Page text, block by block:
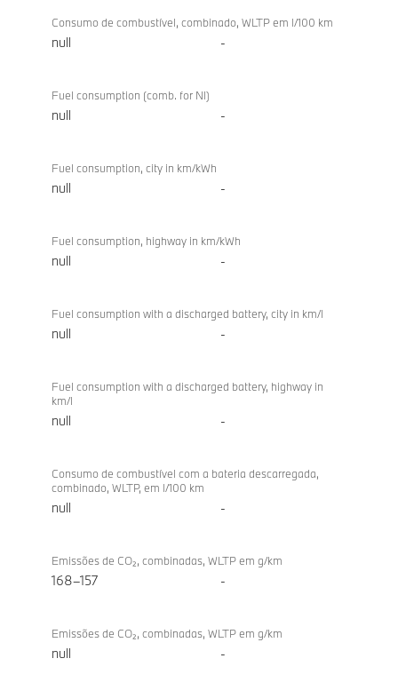
Consumo de combustível, combinado, WLTP em l/100 km
null -
Fuel consumption (comb. for NI)
null -
Fuel consumption, city in km/kWh
null -
Fuel consumption, highway in km/kWh
null -
Fuel consumption with a discharged battery, city in km/l
null -
Fuel consumption with a discharged battery, highway in
km/l
null -
Consumo de combustível com a bateria descarregada,
combinado, WLTP, em l/100 km
null -
Emissões de CO₂, combinadas, WLTP em g/km
168–157 -
Emissões de CO₂, combinadas, WLTP em g/km
null -